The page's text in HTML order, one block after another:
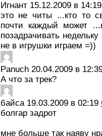
Игнант 15.12.2009 в 14:19
это не читы ...кто то
почти каждый может
позадрачивать
не в игрушки играем =))
Panuch 20.04.2009 в
А что за трек?
байса 19.03.2009 в 02:19
болгар задрот
мне больше так наяву